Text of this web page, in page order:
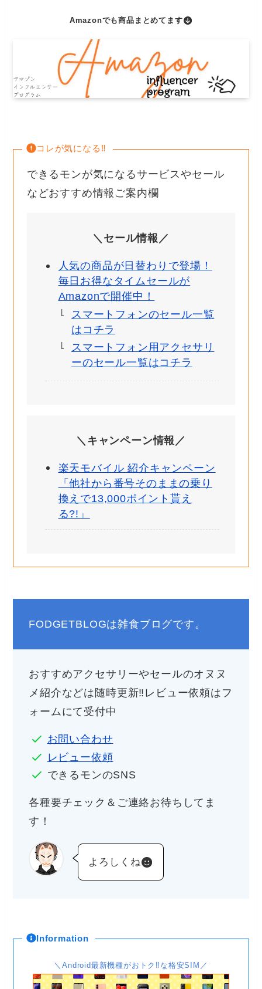
Amazonでも商品まとめてます
コレが気になる‼︎
できるモンが気になるサービスやセール
などおすすめ情報ご案内欄
＼セール情報／
人気の商品が日替わりで登場！
毎日お得なタイムセールが
Amazonで開催中！
スマートフォンのセール一覧
はコチラ
スマートフォン用アクセサリ
ーのセール一覧はコチラ
＼キャンペーン情報／
楽天モバイル 紹介キャンペーン
「他社から番号そのままの乗り
換えで13,000ポイント貰え
る?!」
FODGETBLOGは雑食ブログです。
おすすめアクセサリーやセールのオヌヌ
メ紹介などは随時更新‼︎レビュー依頼はフ
ォームにて受付中
お問い合わせ
レビュー依頼
できるモンのSNS
各種要チェック＆ご連絡お待ちしてま
す！
よろしくね
Information
＼Android最新機種がおトク‼な格安SIM／